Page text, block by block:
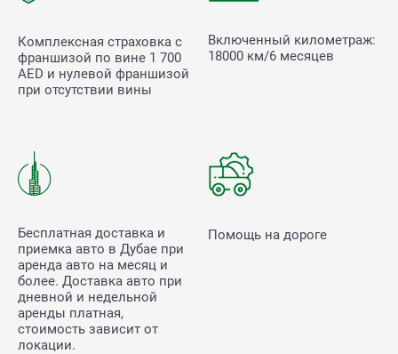
Комплексная страховка с
франшизой по вине 1 700
AED и нулевой франшизой
при отсутствии вины
Включенный километраж:
18000 км/6 месяцев
Бесплатная доставка и
приемка авто в Дубае при
аренда авто на месяц и
более. Доставка авто при
дневной и недельной
аренды платная,
стоимость зависит от
локации.
Помощь на дороге